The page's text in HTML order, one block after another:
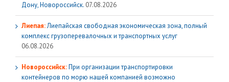
Дону, Новороссийск. 07.08.2026
Лиепая:Лиепайская свободная экономическая зона, полный
комплекс грузoперевалочных и транспортных услуг
06.08.2026
Новороссийск:При организации транспортировки
контейнеров по морю нашей компанией возможно